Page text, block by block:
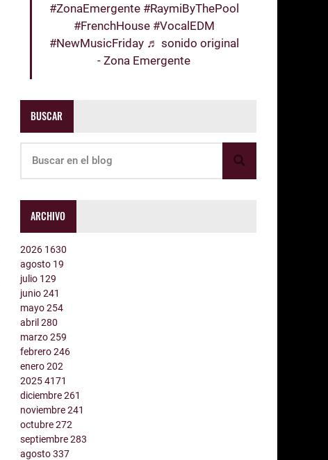
#ZonaEmergente #RaymiByThePool
#FrenchHouse #VocalEDM
#NewMusicFriday ♬ sonido original
- Zona Emergente
BUSCAR
ARCHIVO
2026 1630
agosto 19
julio 129
junio241
mayo254
abril280
marzo259
febrero246
enero202
20254171
diciembre261
noviembre241
octubre272
septiembre283
agosto337